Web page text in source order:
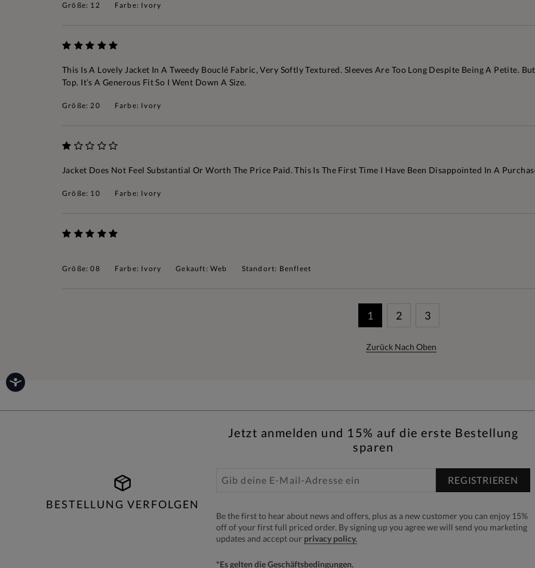
Größe: 12 Farbe: Ivory
This Is A Lovely Jacket In A Tweedy Bouclé Fabric, Very Softly Textured. Sleeves Are Too Long Despite Being A Petite.
Top. It’s A Generous Fit So I Went Down A Size.
Größe: 20 Farbe: Ivory
Jacket Does Not Feel Substantial Or Worth The Price Paid. This Is The First Time I Have Been Disappointed In A
Größe: 10 Farbe: Ivory
Größe: 08 Farbe: Ivory Gekauft: Web Standort: Benfleet
1 2 3
Zurück Nach Oben
BESTELLUNG VERFOLGEN
Jetzt anmelden und 15% auf die erste Bestellung
sparen
REGISTRIEREN
Be the first to hear about news and offers, plus as a new customer you can enjoy 15%
off of your first full priced order. By signing up you agree we will send you marketing
updates and accept our privacy policy.
*Es gelten die Geschäftsbedingungen.